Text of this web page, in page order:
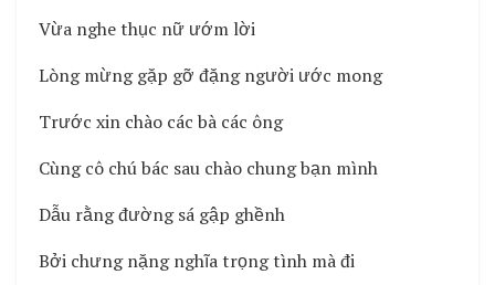
Vừa nghe thục nữ ướm lời
Lòng mừng gặp gỡ đặng người ước mong
Trước xin chào các bà các ông
Cùng cô chú bác sau chào chung bạn mình
Dẫu rằng đường sá gập ghềnh
Bởi chưng nặng nghĩa trọng tình mà đi